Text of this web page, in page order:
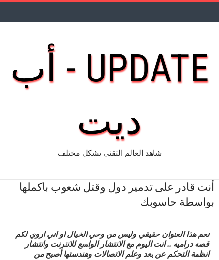
UPDATE - أب
ديت
شاهد العالم التقني بشكل مختلف
أنت قادر على تدمير دول وقتل شعوب باكملها
بواسطة حاسوبك
نعم هذا العنوان حقيقي وليس من وحي الخيال او اني اروي لكم
قصه دراميه .. انت اليوم مع الانتشار الواسع للانترنت وانتشار
انظمة التحكم عن بعد وعلم الاتصالات وهندستها أصبح من